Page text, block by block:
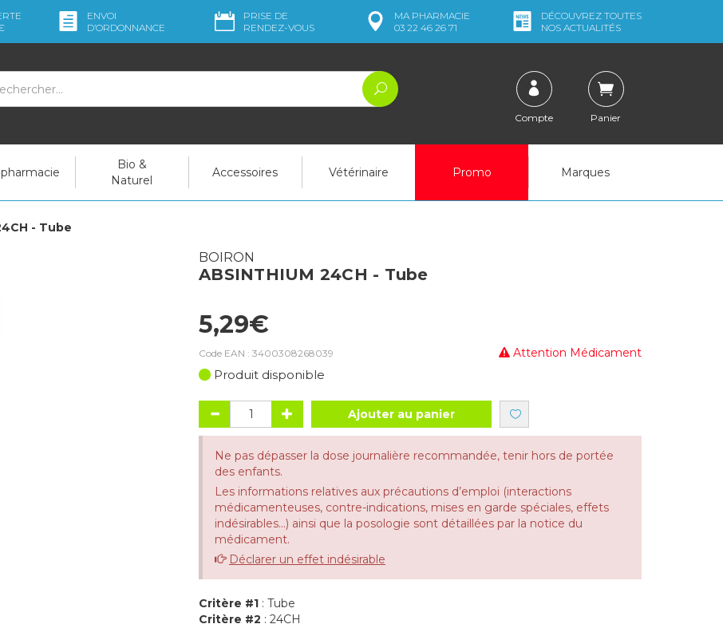
ENVOI
D’ORDONNANCE
PRISE DE
RENDEZ-VOUS
MAPHARMACIE
03 22 46 26 71
DÉCOUVREZ TOUTES
NOS ACTUALITÉS
Compte Panier
Bio &
Naturel
Accessoires Vétérinaire Promo Marques
- Tube
BOIRON
ABSINTHIUM 24CH - Tube
5,29€
Attention Médicament
Code EAN : 3400308268039
Produit disponible
Ajouter au panier
Ne pas dépasser la dose journalière recommandée, tenir hors de portée
des enfants.
Les informations relatives aux précautions d’emploi (interactions
médicamenteuses, contre-indications, mises en garde spéciales, effets
indésirables...) ainsi que la posologie sont détaillées par la notice du
médicament.
Déclarer un effet indésirable
Critère #1 : Tube
Critère #2 : 24CH